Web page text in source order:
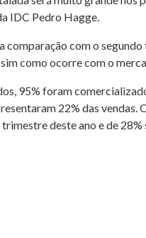
IDC Pedro Hagge.
comparação com o
como ocorre com o
95% foram
22% das
deste ano e de